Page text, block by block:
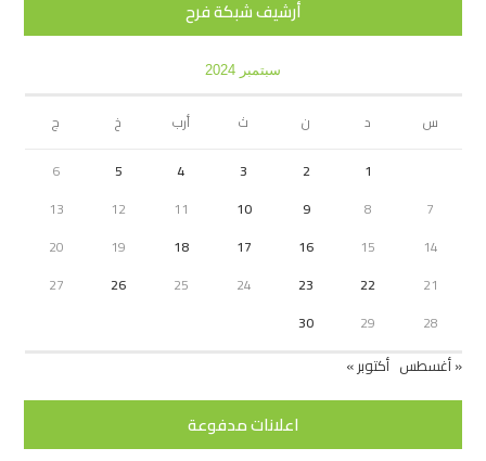
أرشيف شبكة فرح
سبتمبر 2024
س د ن ث أرب خ
ج
1
2
3
4
5
6
7
8
9
10
11
12
13
14
15
16
17
18
19
20
21
22
23
24
25
26
27
28
29
30
« أغسطس أكتوبر »
اعلانات مدفوعة